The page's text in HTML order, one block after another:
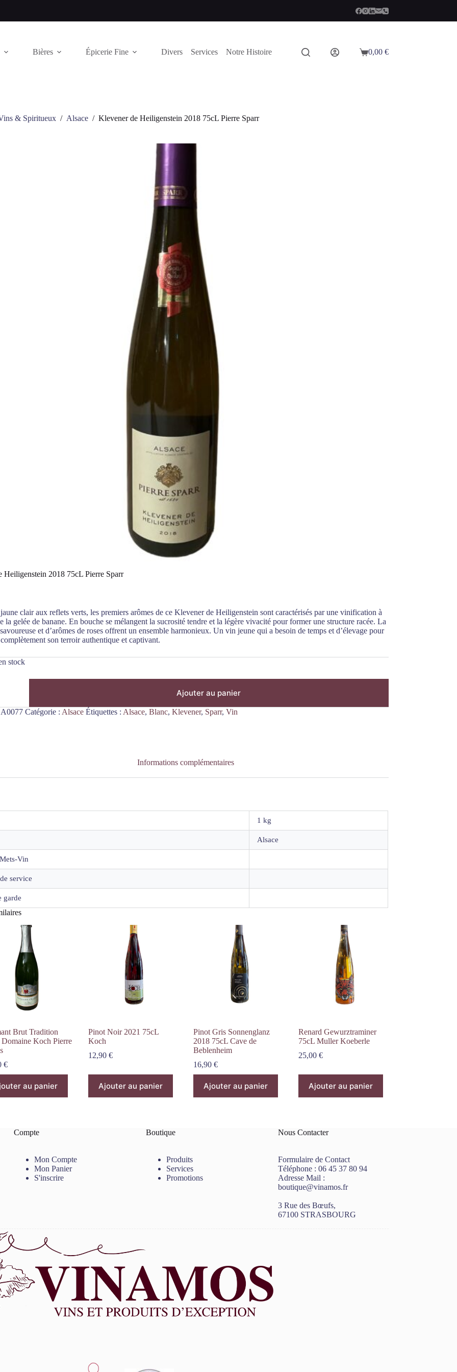
Bières Épicerie Fine Divers Services Notre Histoire
Panier
0,00 €
& Spiritueux / Alsace / Klevener de Heiligenstein 2018 75cL Pierre Sparr
Heiligenstein 2018 75cL Pierre Sparr
clair aux reflets verts, les premiers arômes de ce Klevener de Heiligenstein sont caractérisés par une vinification à
la gelée de banane. En bouche se mélangent la sucrosité tendre et la légère vivacité pour former une structure racée. La
et d’arômes de roses offrent un ensemble harmonieux. Un vin jeune qui a besoin de temps et d’élevage pour
son terroir authentique et captivant.
stock
Ajouter au panier
Catégorie : Alsace Étiquettes : Alsace, Blanc, Klevener, Sparr, Vin
Informations complémentaires
1 kg
Alsace
Vin
service
garde
Brut Tradition
Domaine Koch Pierre
€
au panier
Pinot Noir 2021 75cL
Koch
12,90€
Ajouter au panier
Pinot Gris Sonnenglanz
2018 75cL Cave de
Beblenheim
16,90€
Ajouter au panier
Renard Gewurztraminer
75cL Muller Koeberle
25,00€
Ajouter au panier
Compte
Mon Compte
Mon Panier
S'inscrire
Boutique
Produits
Services
Promotions
Nous Contacter
Formulaire de Contact
Téléphone :06 45 37 80 94
Adresse Mail :
boutique@vinamos.fr
3 Rue des Bœufs,
67100 STRASBOURG